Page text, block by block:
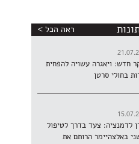
ראה הכל >
חדש: ויאגרה עשויה להפחית
בחולי סרטן
לדמנציה: צעד בדרך לטיפול
באלצהיימר הרותם את